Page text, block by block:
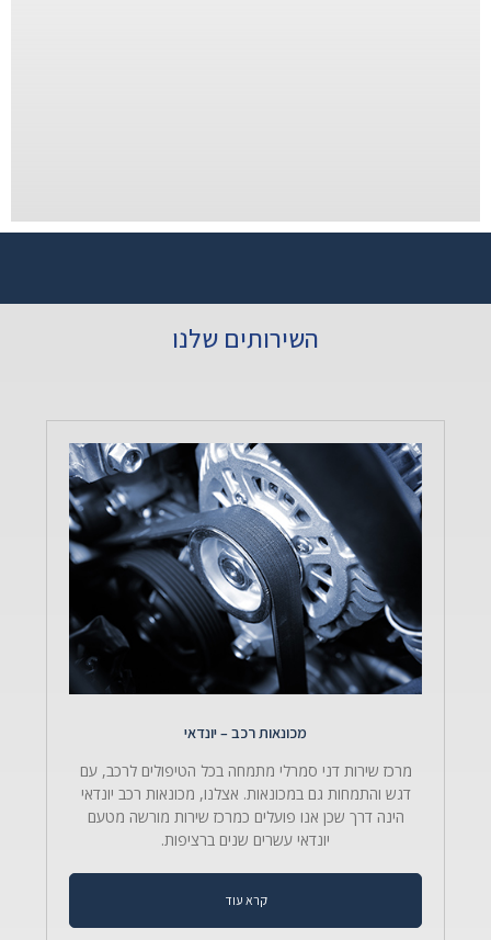
השירותים שלנו
מכונאות רכב – יונדאי​
מרכז שירות דני סמרלי מתמחה בכל הטיפולים לרכב, עם
דגש והתמחות גם במכונאות. אצלנו, מכונאות רכב יונדאי
הינה דרך שכן אנו פועלים כמרכז שירות מורשה מטעם
יונדאי עשרים שנים ברציפות.
קרא עוד